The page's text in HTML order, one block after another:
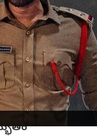
వారం రకరకాలసినిమా
అల్లరి నరేష్, ఈసారి
ఉగ్రం